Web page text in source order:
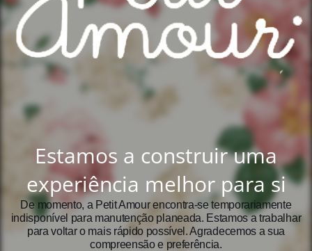
Estamos a construir uma
experiência melhor para si
De momento, a Petit Amour encontra‑se temporariamente
indisponível para manutenção planeada. Estamos a trabalhar
para voltar o mais rápido possível. Agradecemos a sua
compreensão e preferência.